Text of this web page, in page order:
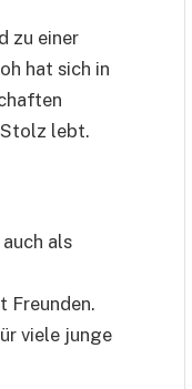
zu einer
hat sich in
lebt.
als
Freunden.
viele junge